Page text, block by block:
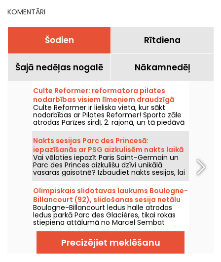
KOMENTĀRI
Šodien Rītdiena
Šajā nedēļas nogalē Nākamnedēļ
Culte Reformer: reformatora pilates
nodarbības visiem līmeņiem draudzīgā
atmosfērā.
Culte Reformer ir lieliska vieta, kur sākt
nodarbības ar Pilates Reformer! Sporta zāle
atrodas Parīzes sirdī, 2. rajonā, un tā piedāvā
dažādu līmeņu Reformer Pilates nodarbības
siltā un viesmīlīgā vidē.
Nakts sesijas Parc des Princesā:
iepazīšanās ar PSG aizkulisēm nakts laikā
un svētku noskaņa ar DJ setiem
Vai vēlaties iepazīt Paris Saint-Germain un
Parc des Princes aizkulišu dzīvi unikālā
vasaras gaisotnē? Izbaudiet nakts sesijas, lai
stadionu varētu apmeklēt arī naktī un
piedzīvot daudz virkni festivālu pasākumu.
Šeit ir šīs vasaras 2026. gada programma!
Olimpiskais slidotavas laukums Boulogne-
Billancourt (92), slidošanas sesija netālu
no Parīzes.
Boulogne-Billancourt ledus halle atrodas
ledus parkā Parc des Glacières, tikai rokas
stiepiena attālumā no Marcel Sembat
metro stacijas (9. līnija uz Pont de Sèvres).
Tā ir ģimenēm draudzīga, sportiska un
svētku programma, un tā ir īstā vieta, kur
doties uz slidotavu, ja vēlaties slidot Bulonē:
Precizējiet meklēšanu